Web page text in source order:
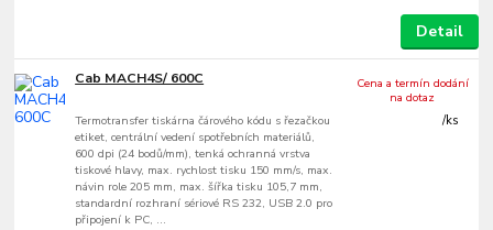
Detail
Cab MACH4S/ 600C
Termotransfer tiskárna čárového kódu s řezačkou
etiket, centrální vedení spotřebních materiálů,
600 dpi (24 bodů/mm), tenká ochranná vrstva
tiskové hlavy, max. rychlost tisku 150 mm/s, max.
návin role 205 mm, max. šířka tisku 105,7 mm,
standardní rozhraní sériové RS 232, USB 2.0 pro
připojení k PC, ...
/ks
Cena a termín dodání
na dotaz